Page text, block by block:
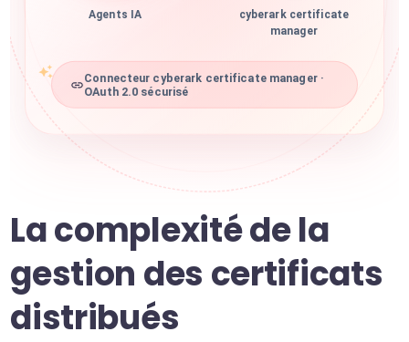
Agents IA
cyberark certificate
Connecteur cyberark certificate manager ·
OAuth 2.0 sécurisé
La complexité de la
gestion des certificats
distribués